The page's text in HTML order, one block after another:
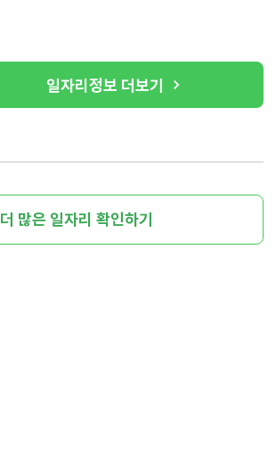
일자리정보 더보기
더 많은 일자리 확인하기